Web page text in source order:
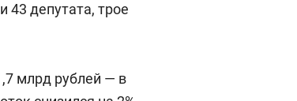
43 депутата, трое
млрд рублей — в